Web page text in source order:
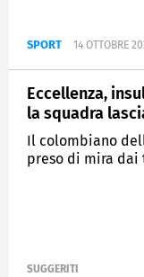
SPORT 14 OTTOBRE
Eccellenza,
la squadra
Il colombiano
preso di mira
SUGGERITI